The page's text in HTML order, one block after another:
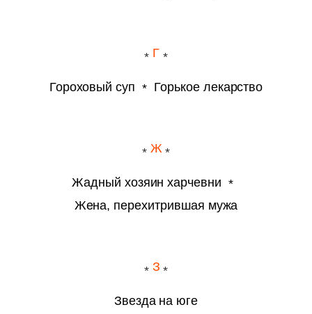
Г
Гороховый суп Горькое лекарство
Ж
Жадный хозяин харчевни
Жена, перехитрившая мужа
З
Звезда на юге